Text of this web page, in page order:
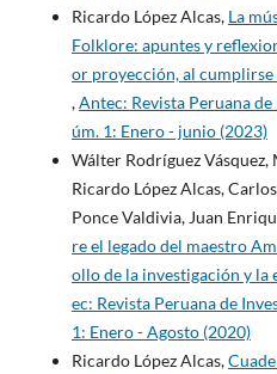
Ricardo López Alcas, La
Folklore: apuntes y
or proyección, al
,Antec: Revista Peruana
úm. 1: Enero - junio (2023)
Wálter Rodríguez
Ricardo López Alcas,
Ponce Valdivia, Juan
re el legado del maestro
ollo de la investigación y la
ec: Revista Peruana de
1: Enero - Agosto (2020)
Ricardo López Alcas,